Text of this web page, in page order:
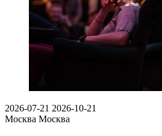
2026-07-21 2026-10-21
Москва Москва